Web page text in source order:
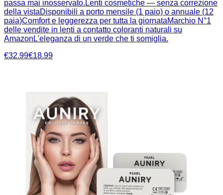
passa mai inosservato.Lenti cosmetiche — senza correzione
della vistaDisponibili a porto mensile (1 paio) o annuale (12
paia)Comfort e leggerezza per tutta la giornataMarchio N°1
delle vendite in lenti a contatto coloranti naturali su
AmazonL'eleganza di un verde che ti somiglia.
€32.99€18.99